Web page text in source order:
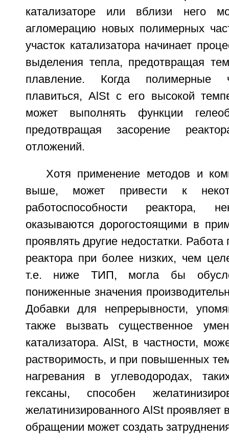
катализаторе или вблизи него
агломерацию новых полимерных
участок катализатора начинает
выделения тепла, предотвращая
плавление. Когда полимерные
плавиться, AlSt с его высокой
может выполнять функции
предотвращая засорение
отложений.
Хотя применение методов и
выше, может привести к
работоспособности реактора,
оказываются дорогостоящими в
проявлять другие недостатки.
реактора при более низких, чем
т.е. ниже ТИП, могла бы
пониженные значения
Добавки для непрерывности,
также вызвать существенное
катализатора. AlSt, в частности,
растворимость, и при повышенных
нагревания в углеводородах,
гексаны, способен
желатинизированного AlSt проявляет
обращении может создать